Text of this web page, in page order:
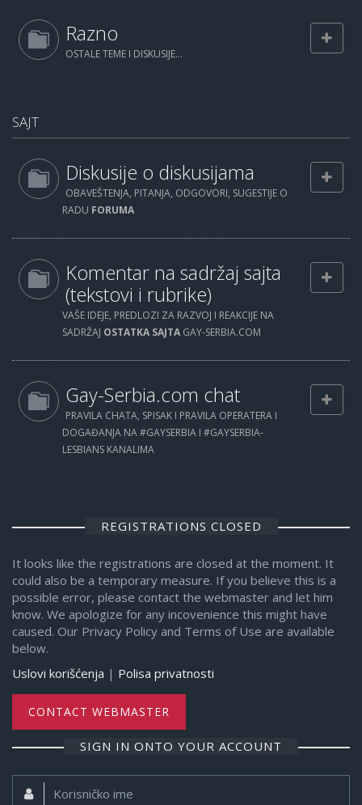
Razno
OSTALE TEME I DISKUSIJE...
SAJT
Diskusije o diskusijama
OBAVEŠTENJA, PITANJA, ODGOVORI, SUGESTIJE O
RADU FORUMA
Komentar na sadržaj sajta
(tekstovi i rubrike)
VAŠE IDEJE, PREDLOZI ZA RAZVOJ I REAKCIJE NA
SADRŽAJ OSTATKA SAJTA GAY-SERBIA.COM
Gay-Serbia.com chat
PRAVILA CHATA, SPISAK I PRAVILA OPERATERA I
DOGAĐANJA NA #GAYSERBIA I #GAYSERBIA-
LESBIANS KANALIMA
REGISTRATIONS CLOSED
It looks like the registrations are closed at the moment. It
could also be a temporary measure. If you believe this is a
possible error, please contact the webmaster and let him
know. We apologize for any incovenience this might have
caused. Our Privacy Policy and Terms of Use are available
below.
Uslovi korišćenja | Polisa privatnosti
CONTACT WEBMASTER
SIGN IN ONTO YOUR ACCOUNT
Korisničko